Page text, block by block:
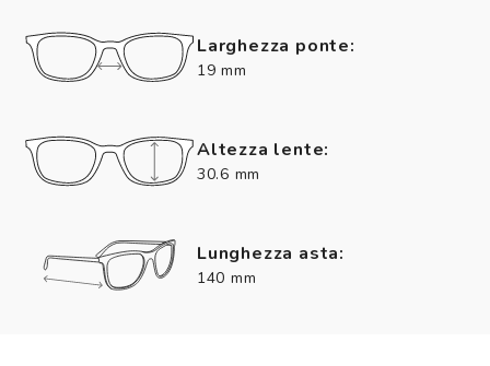
Larghezza ponte:
19 mm
Altezza lente:
30.6 mm
Lunghezza asta:
140 mm